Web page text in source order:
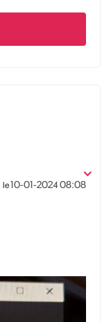
le‎10-01-202408:08